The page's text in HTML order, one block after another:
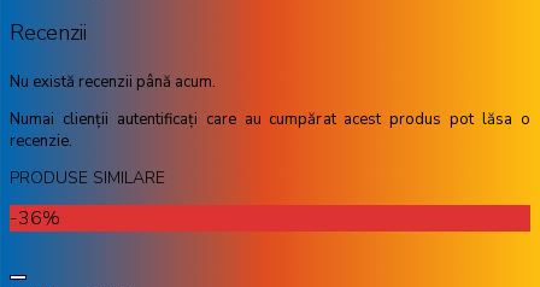
Recenzii
Nu există recenzii până acum.
Numai clienții autentificați care au cumpărat acest produs pot lăsa o
recenzie.
PRODUSE SIMILARE
-36%